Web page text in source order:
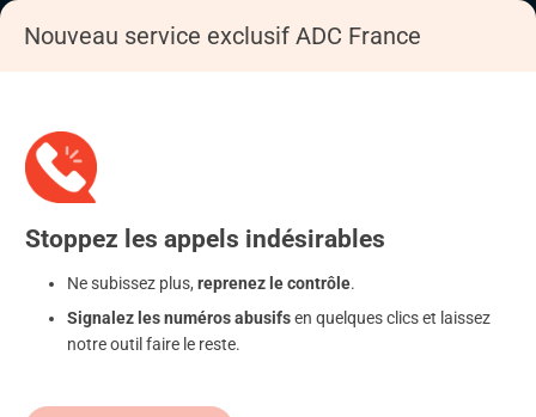
Nouveau service exclusif ADC France
Stoppez les appels indésirables
Ne subissez plus, reprenez le contrôle.
Signalez les numéros abusifsen quelques clics et laissez
notre outil faire le reste.